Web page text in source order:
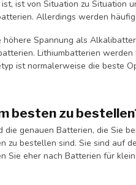
ist von Situation zu Situation
Allerdings werden
Spannung als
Lithiumbatterien
ist normalerweise die beste
besten zu
genauen Batterien, die Sie
zu bestellen sind. Sie sind auf
Sie eher nach Batterien für